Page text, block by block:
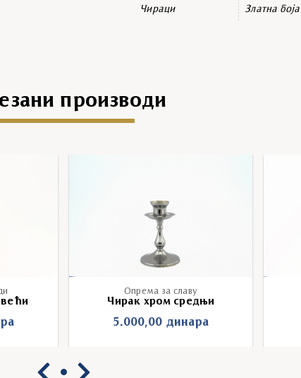
Чираци Златна боја
производи
Опрема за славу
Чирак хром средњи
5.000,00 динара